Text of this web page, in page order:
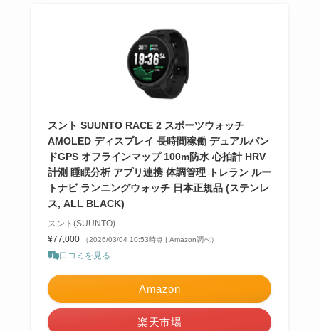
スント SUUNTO RACE 2 スポーツウォッチ
AMOLED ディスプレイ 長時間稼働 デュアルバン
ドGPS オフラインマップ 100m防水 心拍計 HRV
計測 睡眠分析 アプリ連携 体調管理 トレラン ルー
トナビ ランニングウォッチ 日本正規品 (ステンレ
ス, ALL BLACK)
スント(SUUNTO)
¥77,000
（2026/03/04 10:53時点 | Amazon調べ）
口コミを見る
Amazon
楽天市場